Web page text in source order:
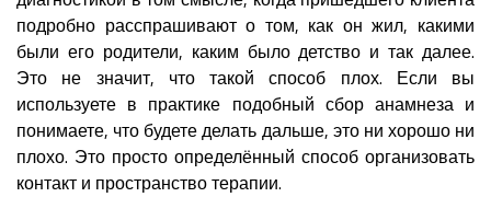
подробно расспрашивают о том, как он жил, какими
были его родители, каким было детство и так далее.
Это не значит, что такой способ плох. Если вы
используете в практике подобный сбор анамнеза и
понимаете, что будете делать дальше, это ни хорошо ни
плохо. Это просто определённый способ организовать
контакт и пространство терапии.